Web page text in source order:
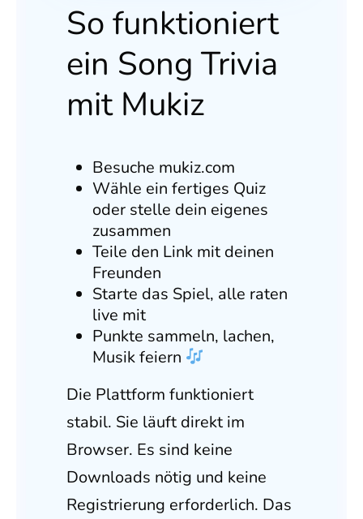
So funktioniert
ein Song Trivia
mit Mukiz
Besuche mukiz.com
Wähle ein fertiges Quiz
oder stelle dein eigenes
zusammen
Teile den Link mit deinen
Freunden
Starte das Spiel, alle raten
live mit
Punkte sammeln, lachen,
Musik feiern
Die Plattform funktioniert
stabil. Sie läuft direkt im
Browser. Es sind keine
Downloads nötig und keine
Registrierung erforderlich. Das